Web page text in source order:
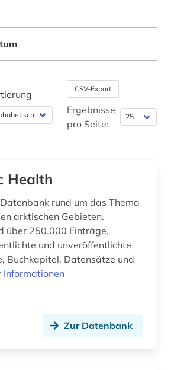
CSV-Export
Ergebnisse
pro Seite:
Health
rund um das Thema
arktischen Gebieten.
über 250.000 Einträge,
und unveröffentlichte
Buchkapitel, Datensätze und
Informationen
Zur Datenbank